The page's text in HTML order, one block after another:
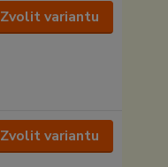
Zvolit variantu
Zvolit variantu